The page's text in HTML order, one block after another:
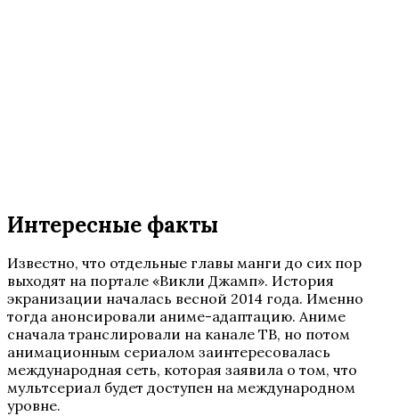
Интересные факты
Известно, что отдельные главы манги до сих пор
выходят на портале «Викли Джамп». История
экранизации началась весной 2014 года. Именно
тогда анонсировали аниме-адаптацию. Аниме
сначала транслировали на канале ТВ, но потом
анимационным сериалом заинтересовалась
международная сеть, которая заявила о том, что
мультсериал будет доступен на международном
уровне.